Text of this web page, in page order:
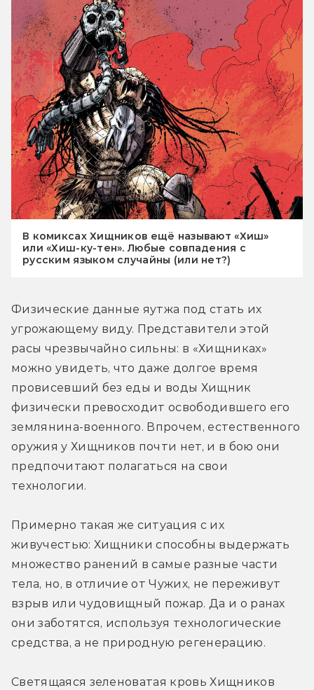
В комиксах Хищников ещё называют «Хиш»
или «Хиш-ку-тен». Любые совпадения с
русским языком случайны (или нет?)
Физические данные яутжа под стать их
угрожающему виду. Представители этой
расы чрезвычайно сильны: в «Хищниках»
можно увидеть, что даже долгое время
провисевший без еды и воды Хищник
физически превосходит освободившего его
землянина-военного. Впрочем, естественного
оружия у Хищников почти нет, и в бою они
предпочитают полагаться на свои
технологии.
Примерно такая же ситуация с их
живучестью: Хищники способны выдержать
множество ранений в самые разные части
тела, но, в отличие от Чужих, не переживут
взрыв или чудовищный пожар. Да и о ранах
они заботятся, используя технологические
средства, а не природную регенерацию.
Светящаяся зеленоватая кровь Хищников